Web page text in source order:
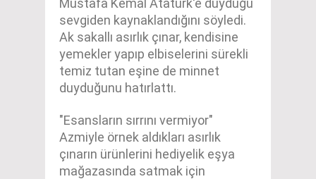
Mustafa Kemal Atatürk'e duyduğu
sevgiden kaynaklandığını söyledi.
Ak sakallı asırlık çınar, kendisine
yemekler yapıp elbiselerini sürekli
temiz tutan eşine de minnet
duyduğunu hatırlattı.
"Esansların sırrını vermiyor"
Azmiyle örnek aldıkları asırlık
çınarın ürünlerini hediyelik eşya
mağazasında satmak için